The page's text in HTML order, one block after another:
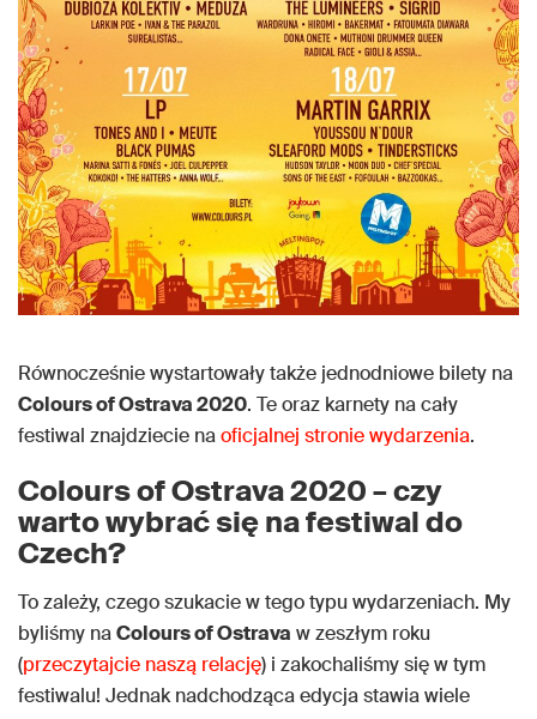
Równocześnie wystartowały także jednodniowe bilety na
Colours of Ostrava 2020. Te oraz karnety na cały
festiwal znajdziecie naoficjalnej stronie wydarzenia.
Colours of Ostrava 2020 – czy
warto wybrać się na festiwal do
Czech?
To zależy, czego szukacie w tego typu wydarzeniach. My
byliśmy naColours of Ostrava w zeszłym roku
(przeczytajcie naszą relację) i zakochaliśmy się w tym
festiwalu! Jednak nadchodząca edycja stawia wiele